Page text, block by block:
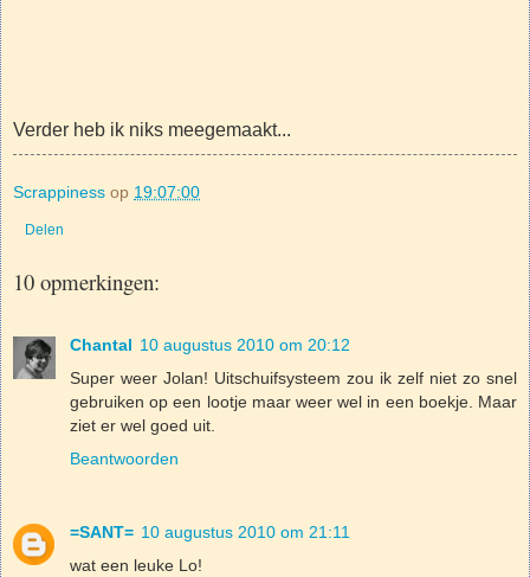
Verder heb ik niks meegemaakt...
Scrappiness op 19:07:00
Delen
10 opmerkingen:
Chantal 10 augustus 2010 om 20:12
Super weer Jolan! Uitschuifsysteem zou ik zelf niet zo snel
gebruiken op een lootje maar weer wel in een boekje. Maar
ziet er wel goed uit.
Beantwoorden
=SANT= 10 augustus 2010 om 21:11
wat een leuke Lo!